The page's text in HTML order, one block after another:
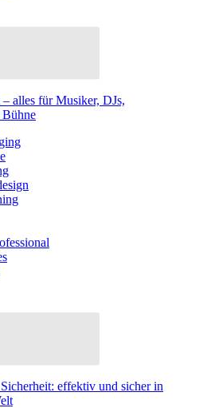
alles für Musiker, DJs,
effektiv und sicher in